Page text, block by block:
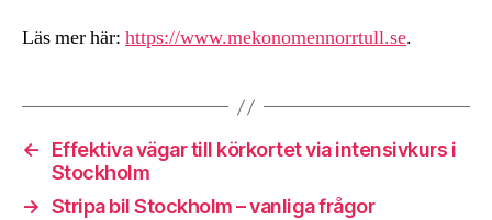
Läs mer här: https://www.mekonomennorrtull.se.
←
Effektiva vägar till körkortet via intensivkurs i
Stockholm
→ Stripa bil Stockholm – vanliga frågor